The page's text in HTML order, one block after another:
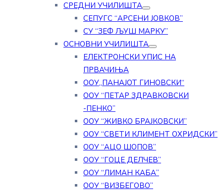
СРЕДНИ УЧИЛИШТА
СЕПУГС “АРСЕНИ ЈОВКОВ”
СУ “ЗЕФ ЉУШ МАРКУ”
ОСНОВНИ УЧИЛИШТА
ЕЛЕКТРОНСКИ УПИС НА
ПРВАЧИЊА
ООУ„ПАНАЈОТ ГИНОВСКИ“
ООУ “ПЕТАР ЗДРАВКОВСКИ
-ПЕНКО”
ООУ “ЖИВКО БРАЈКОВСКИ”
ООУ “СВЕТИ КЛИМЕНТ ОХРИДСКИ”
ООУ “АЦО ШОПОВ”
ООУ “ГОЦЕ ДЕЛЧЕВ”
ООУ “ЛИМАН КАБА”
ООУ “ВИЗБЕГОВО”